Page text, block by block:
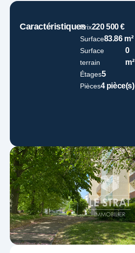
CaractéristiquesPrix220 500 €
Surface83.86 m²
Surface
terrain
0
m²
Étages5
Pièces4 pièce(s)